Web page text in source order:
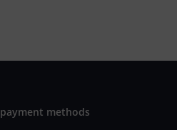
payment methods